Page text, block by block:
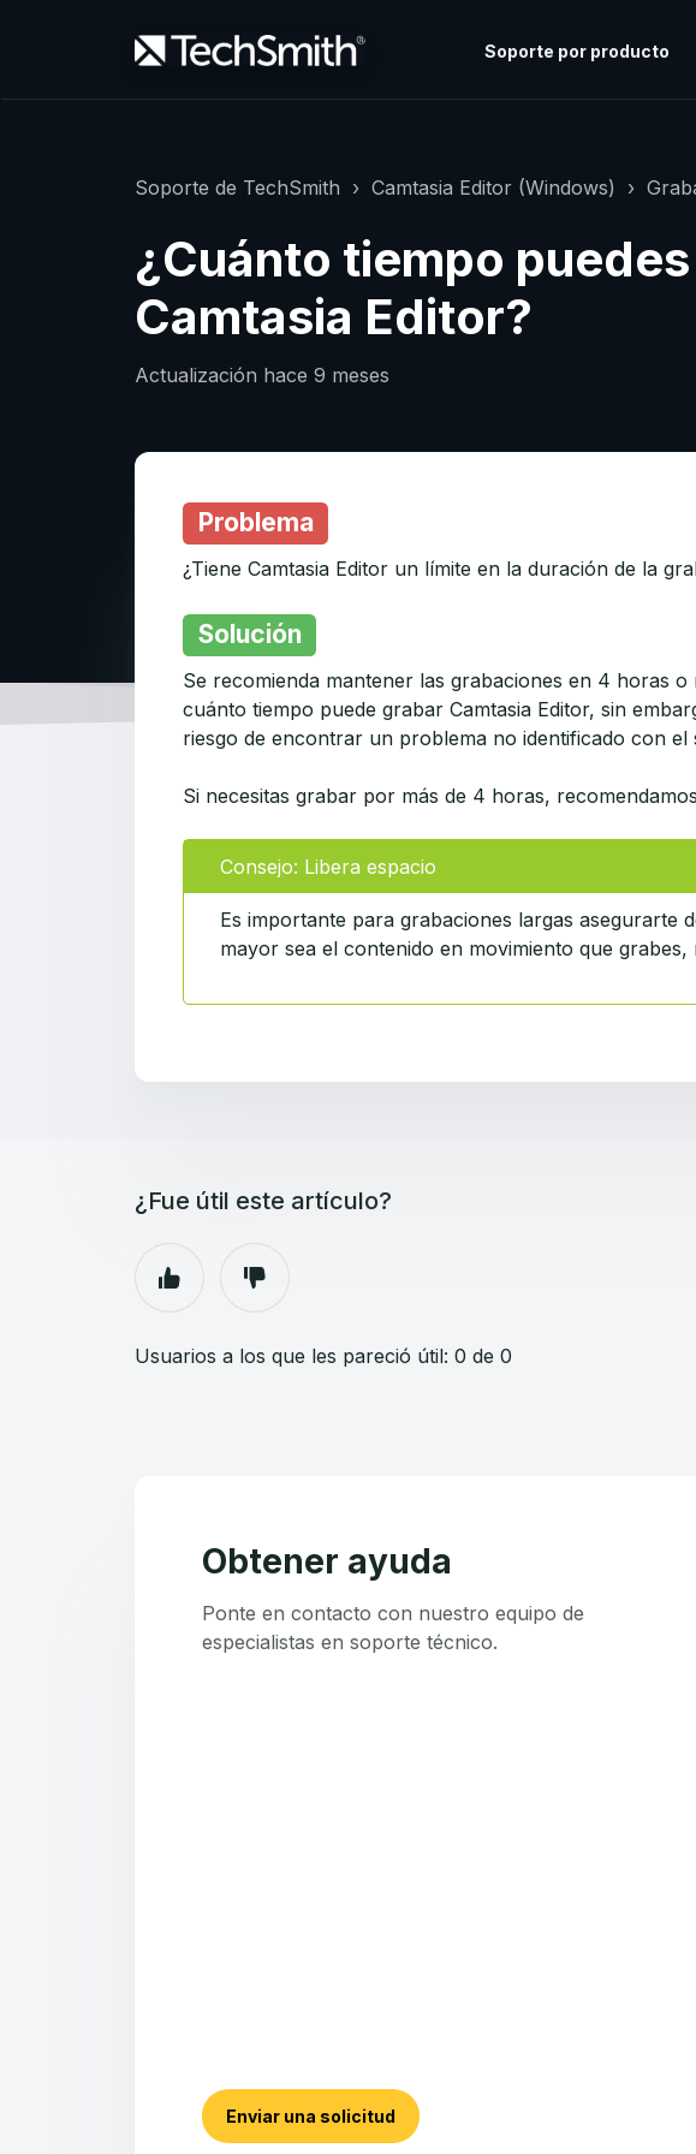
Soporte por producto
Soporte de TechSmith Camtasia Editor (Windows)
¿Cuánto tiempo
Camtasia Editor?
Actualización hace 9 meses
Problema
¿Tiene Camtasia Editor un límite en la duración de la
Solución
Se recomienda mantener las grabaciones en 4 horas
cuánto tiempo puede grabar Camtasia Editor, sin
riesgo de encontrar un problema no identificado con
Si necesitas grabar por más de 4 horas,
Consejo: Libera espacio
Es importante para grabaciones largas asegurarte
mayor sea el contenido en movimiento que
¿Fue útil este artículo?
Usuarios a los que les pareció útil: 0 de 0
Obtener ayuda
Ponte en contacto con nuestro equipo de
especialistas en soporte técnico.
Enviar una solicitud